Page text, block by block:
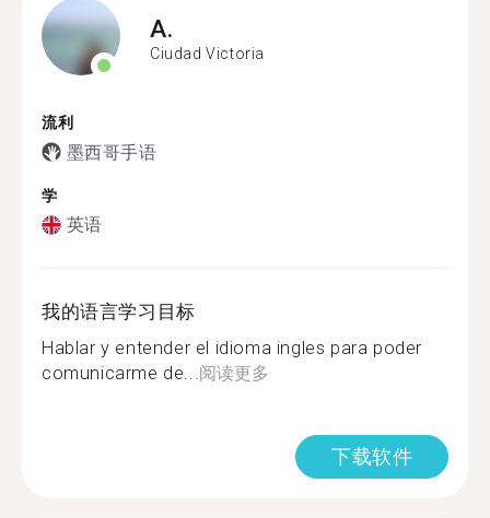
A.
Ciudad Victoria
流利
墨西哥手语
学
英语
我的语言学习目标
Hablar y entender el idioma ingles para poder
comunicarme de...阅读更多
下载软件